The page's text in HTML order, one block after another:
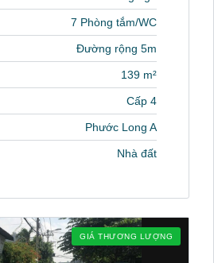
7 Phòng tắm/WC
Đường rộng 5m
139 m²
Cấp 4
Phước Long A
Nhà đất
GIÁ THƯƠNG LƯỢNG